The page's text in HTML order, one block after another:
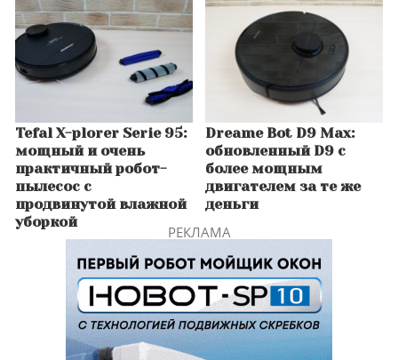
Tefal X-plorer Serie 95:
мощный и очень
практичный робот-
пылесос с
продвинутой влажной
уборкой
Dreame Bot D9 Max:
обновленный D9 с
более мощным
двигателем за те же
деньги
РЕКЛАМА